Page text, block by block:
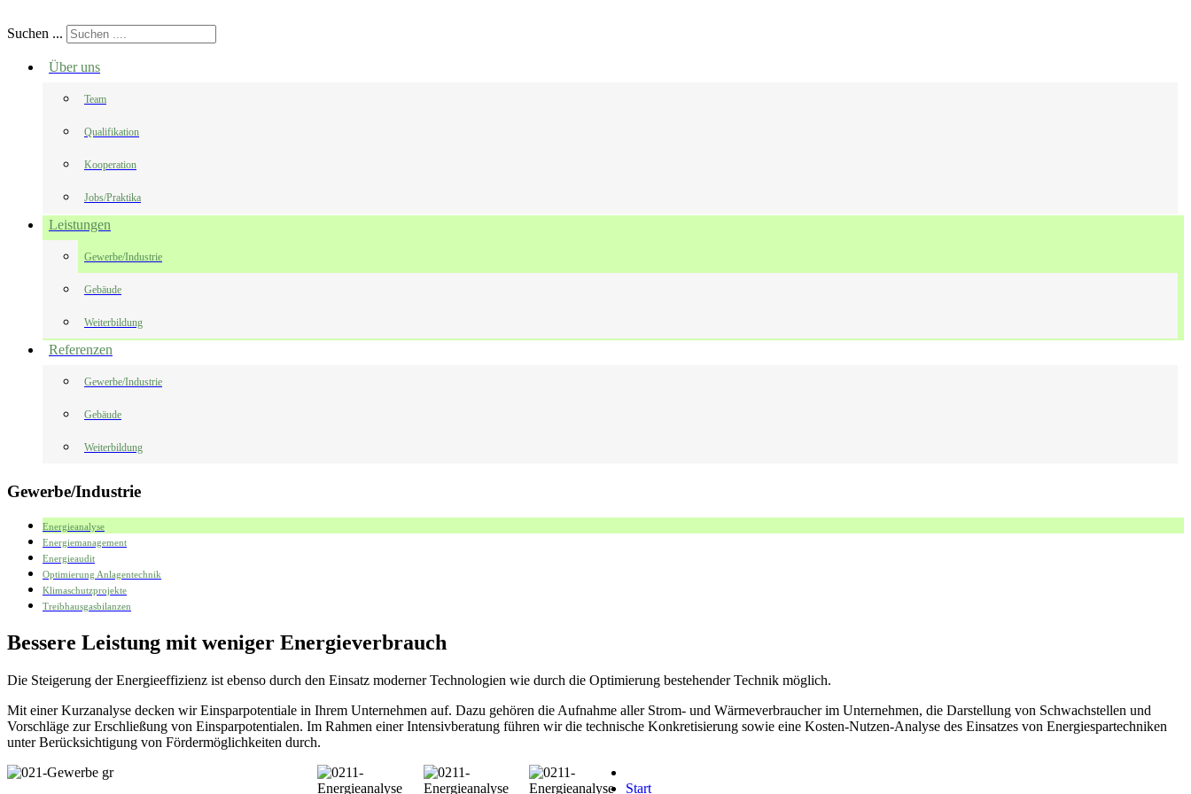
Suchen ...
Über uns
Team
Qualifikation
Kooperation
Jobs/Praktika
Leistungen
Gewerbe/Industrie
Gebäude
Weiterbildung
Referenzen
Gewerbe/Industrie
Gebäude
Weiterbildung
Gewerbe/Industrie
Energieanalyse
Energiemanagement
Energieaudit
Optimierung Anlagentechnik
Klimaschutzprojekte
Treibhausgasbilanzen
Bessere Leistung mit weniger Energieverbrauch
Die Steigerung der Energieeffizienz ist ebenso durch den Einsatz moderner Technologien wie durch die Optimierung bestehender Technik möglich.
Mit einer Kurzanalyse decken wir Einsparpotentiale in Ihrem Unternehmen auf. Dazu gehören die Aufnahme aller Strom- und Wärmeverbraucher im Unternehmen, die Darstellung von Schwachstellen und
Vorschläge zur Erschließung von Einsparpotentialen. Im Rahmen einer Intensivberatung führen wir die technische Konkretisierung sowie eine Kosten-Nutzen-Analyse des Einsatzes von Energiespartechniken
unter Berücksichtigung von Fördermöglichkeiten durch.
Start